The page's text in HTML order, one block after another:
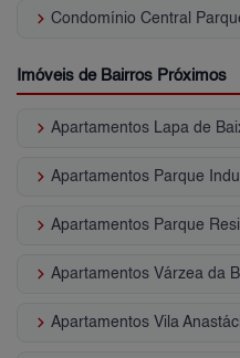
keyboard_arrow_right Condomínio Central
Imóveis de Bairros Próximos
keyboard_arrow_right Apartamentos Lapa de
keyboard_arrow_right Apartamentos Parque
keyboard_arrow_right Apartamentos Parque
keyboard_arrow_right Apartamentos Várzea da
keyboard_arrow_right Apartamentos Vila